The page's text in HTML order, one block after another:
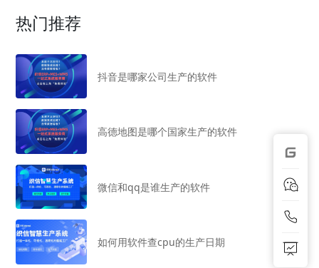
热门推荐
抖音是哪家公司生产的软件
高德地图是哪个国家生产的软件
微信和qq是谁生产的软件
如何用软件查cpu的生产日期